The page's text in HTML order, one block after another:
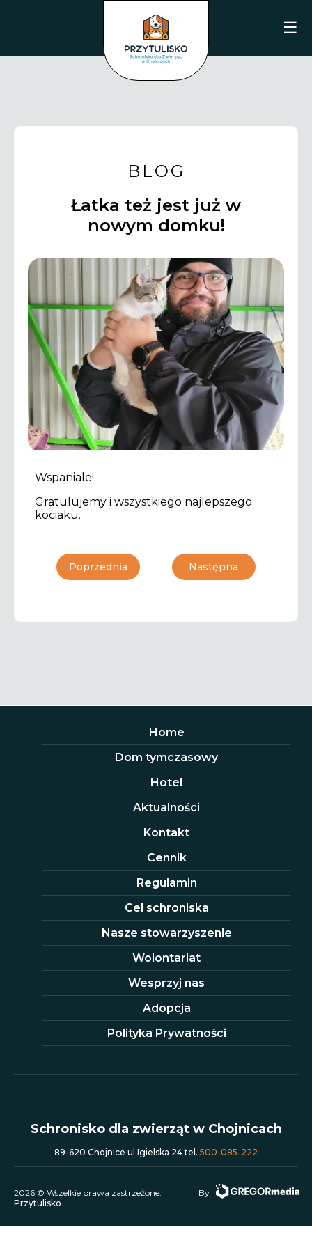
☰
BLOG
Łatka też jest już w
nowym domku!
Wspaniale!
Gratulujemy i wszystkiego najlepszego
kociaku.
Poprzednia Następna
Home
Dom tymczasowy
Hotel
Aktualności
Kontakt
Cennik
Regulamin
Cel schroniska
Nasze stowarzyszenie
Wolontariat
Wesprzyj nas
Adopcja
Polityka Prywatności
Schronisko dla zwierząt w Chojnicach
89-620 Chojnice ul.Igielska 24 tel. 500-085-222
2026 © Wszelkie prawa zastrzeżone.
Przytulisko
By